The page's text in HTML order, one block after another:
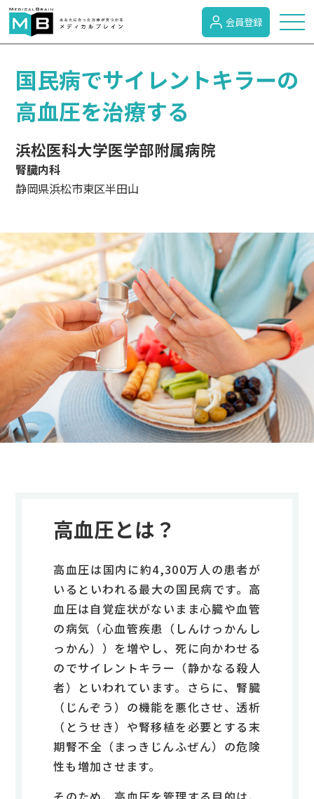
トピックス
症状検索
病名検索
病気のカテゴリー
がん
検診・検査
出産・子ども
病院の機能と役割
会員登録
国民病でサイレントキラーの
高血圧を治療する
浜松医科大学医学部附属病院
腎臓内科
静岡県浜松市東区半田山
高血圧とは？
高血圧は国内に約4,300万人の患者が
いるといわれる最大の国民病です。高
血圧は自覚症状がないまま心臓や血管
の病気（心血管疾患（しんけっかんし
っかん））を増やし、死に向かわせる
のでサイレントキラー（静かなる殺人
者）といわれています。さらに、腎臓
（じんぞう）の機能を悪化させ、透析
（とうせき）や腎移植を必要とする末
期腎不全（まっきじんふぜん）の危険
性も増加させます。